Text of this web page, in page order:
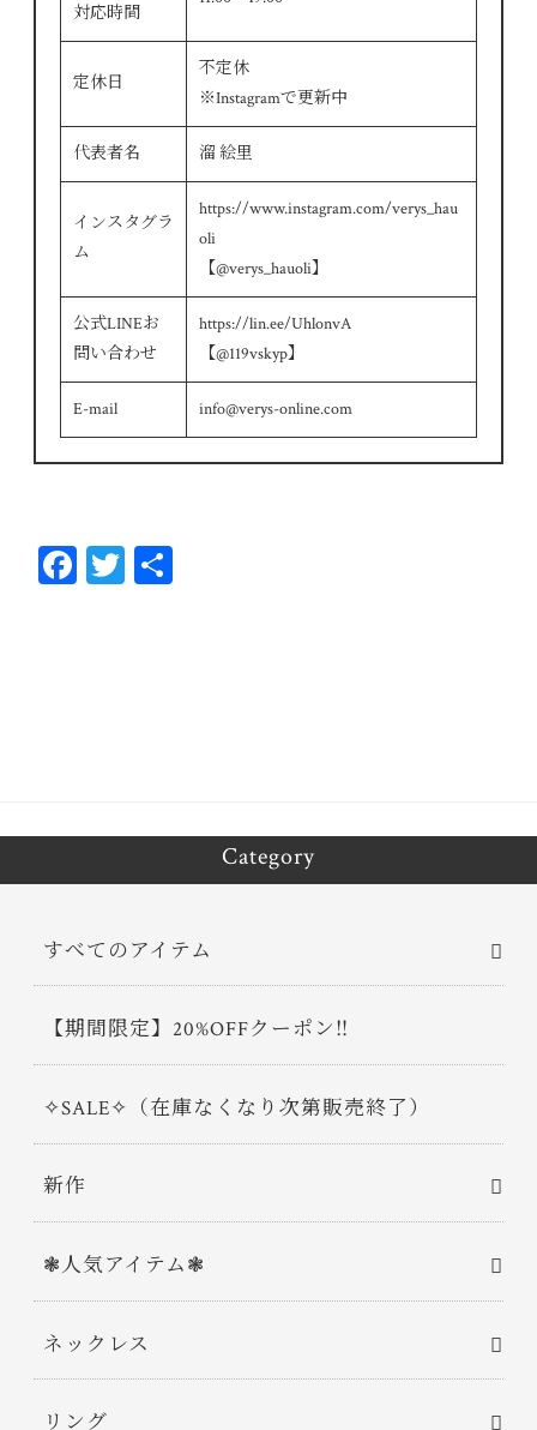
対応時間
定休日
不定休
※Instagramで更新中
代表者名 溜 絵里
インスタグラ
ム
https://www.instagram.com/verys_hau
oli
【@verys_hauoli】
公式LINEお
問い合わせ
https://lin.ee/UhlonvA
【@119vskyp】
E-mail info@verys-online.com
Fa T
Category
すべてのアイテム
【期間限定】20%OFFクーポン‼
✧SALE✧（在庫なくなり次第販売終了）
新作
❃人気アイテム❃
ネックレス
リング